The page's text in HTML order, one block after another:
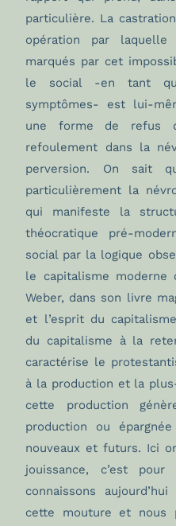
particulière. La
opération par laquelle
marqués par cet
le social -en tant
symptômes- est lui-
une forme de refus
refoulement dans la
perversion. On sait
particulièrement la
qui manifeste la
théocratique pré-
social par la logique
le capitalisme moderne
Weber, dans son livre
et l’esprit du capitalisme
du capitalisme à la
caractérise le
à la production et la
cette production
production ou
nouveaux et futurs. Ici
jouissance, c’est
connaissons
cette mouture et nous